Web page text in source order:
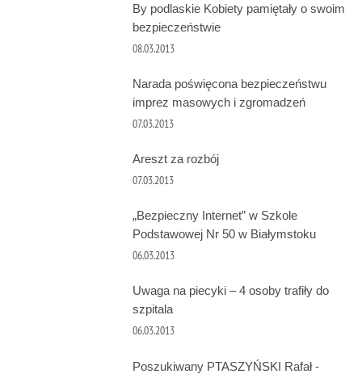
By podlaskie Kobiety pamiętały o swoim
bezpieczeństwie
08.03.2013
Narada poświęcona bezpieczeństwu
imprez masowych i zgromadzeń
07.03.2013
Areszt za rozbój
07.03.2013
„Bezpieczny Internet” w Szkole
Podstawowej Nr 50 w Białymstoku
06.03.2013
Uwaga na piecyki – 4 osoby trafiły do
szpitala
06.03.2013
Poszukiwany PTASZYŃSKI Rafał -